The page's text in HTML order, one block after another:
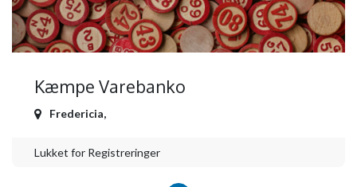
Kæmpe Varebanko
Fredericia,
Lukket for Registreringer